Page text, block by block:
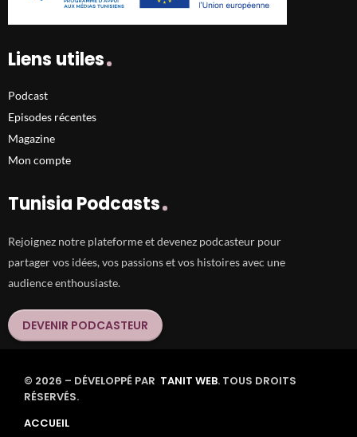
Liens utiles
Podcast
Episodes récentes
Magazine
Mon compte
Tunisia Podcasts
Rejoignez notre plateforme et devenez podcasteur pour
partager vos idées, vos passions et vos histoires avec une
audience enthousiaste.
DEVENIR PODCASTEUR
© 2026 – DÉVELOPPÉ PAR TANIT WEB. TOUS DROITS
RÉSERVÉS.
ACCUEIL